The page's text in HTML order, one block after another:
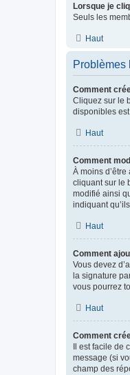
Lorsque je
Seuls les
Haut
Problèmes
Comment
Cliquez sur le
disponibles
Haut
Comment
À moins
cliquant sur le
modifié ainsi
indiquant
Haut
Comment
Vous devez
la signature
vous pourrez
Haut
Comment
Il est facile de
message (si
champ des